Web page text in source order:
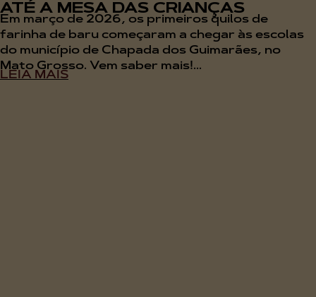
ATÉ A MESA DAS CRIANÇAS
Em março de 2026, os primeiros quilos de
farinha de baru começaram a chegar às escolas
do município de Chapada dos Guimarães, no
Mato Grosso. Vem saber mais!...
LEIA MAIS